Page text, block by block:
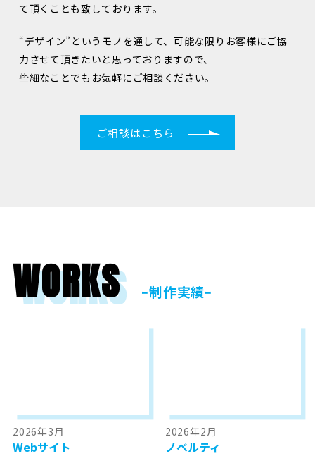
て頂くことも致しております。
“デザイン”というモノを通して、可能な限りお客様にご協
力させて頂きたいと思っておりますので、
些細なことでもお気軽にご相談ください。
ご相談はこちら
WORKS ｰ制作実績ｰ
2026年3月
Webサイト
2026年2月
ノベルティ